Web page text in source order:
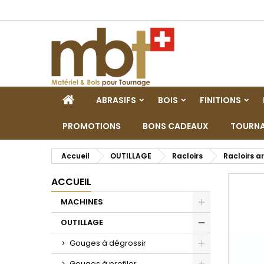
ACCUEILABRASIFS BOIS FINITIONS
PROMOTIONS BONS CADEAUX
Accueil OUTILLAGE Racloirs Racloirs
ACCUEIL
MACHINES
OUTILLAGE
Gouges à dégrossir